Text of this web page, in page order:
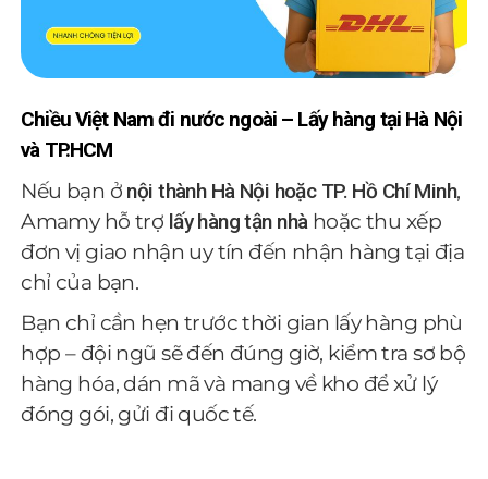
Chiều Việt Nam đi nước ngoài – Lấy hàng tại Hà Nội
và TP.HCM
Nếu bạn ở nội thành Hà Nội hoặc TP. Hồ Chí Minh,
Amamy hỗ trợ lấy hàng tận nhàhoặc thu xếp
đơn vị giao nhận uy tín đến nhận hàng tại địa
chỉ của bạn.
Bạn chỉ cần hẹn trước thời gian lấy hàng phù
hợp – đội ngũ sẽ đến đúng giờ, kiểm tra sơ bộ
hàng hóa, dán mã và mang về kho để xử lý
đóng gói, gửi đi quốc tế.